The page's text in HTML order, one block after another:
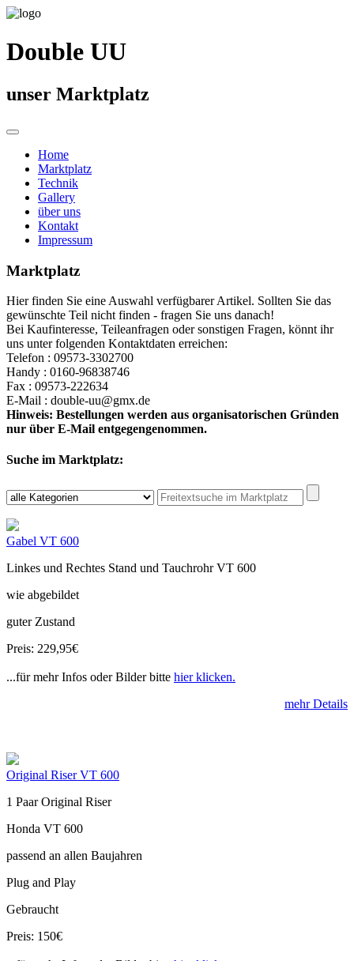
Double UU
unser Marktplatz
Home
Marktplatz
Technik
Gallery
über uns
Kontakt
Impressum
Marktplatz
Hier finden Sie eine Auswahl verfügbarer Artikel. Sollten Sie das
gewünschte Teil nicht finden - fragen Sie uns danach!
Bei Kaufinteresse, Teileanfragen oder sonstigen Fragen, könnt ihr
uns unter folgenden Kontaktdaten erreichen:
Telefon : 09573-3302700
Handy : 0160-96838746
Fax : 09573-222634
E-Mail : double-uu@gmx.de
Hinweis: Bestellungen werden aus organisatorischen Gründen
nur über E-Mail entgegengenommen.
Suche im Marktplatz:
Gabel VT 600
Linkes und Rechtes Stand und Tauchrohr VT 600
wie abgebildet
guter Zustand
Preis: 229,95€
...für mehr Infos oder Bilder bitte hier klicken.
mehr Details
Original Riser VT 600
1 Paar Original Riser
Honda VT 600
passend an allen Baujahren
Plug and Play
Gebraucht
Preis: 150€